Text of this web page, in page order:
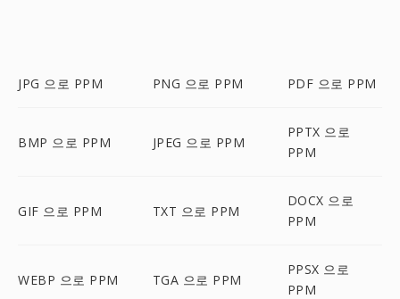
JPG 으로 PPM PNG 으로 PPM PDF 으로 PPM
BMP 으로 PPM JPEG 으로 PPM
PPTX 으로
PPM
GIF 으로 PPM TXT 으로 PPM
DOCX 으로
PPM
WEBP 으로 PPM TGA 으로 PPM
PPSX 으로
PPM